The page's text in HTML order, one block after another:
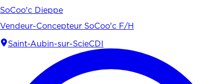
SoCoo'c Dieppe
Vendeur-Concepteur SoCoo'c F/H
Saint-Aubin-sur-ScieCDI